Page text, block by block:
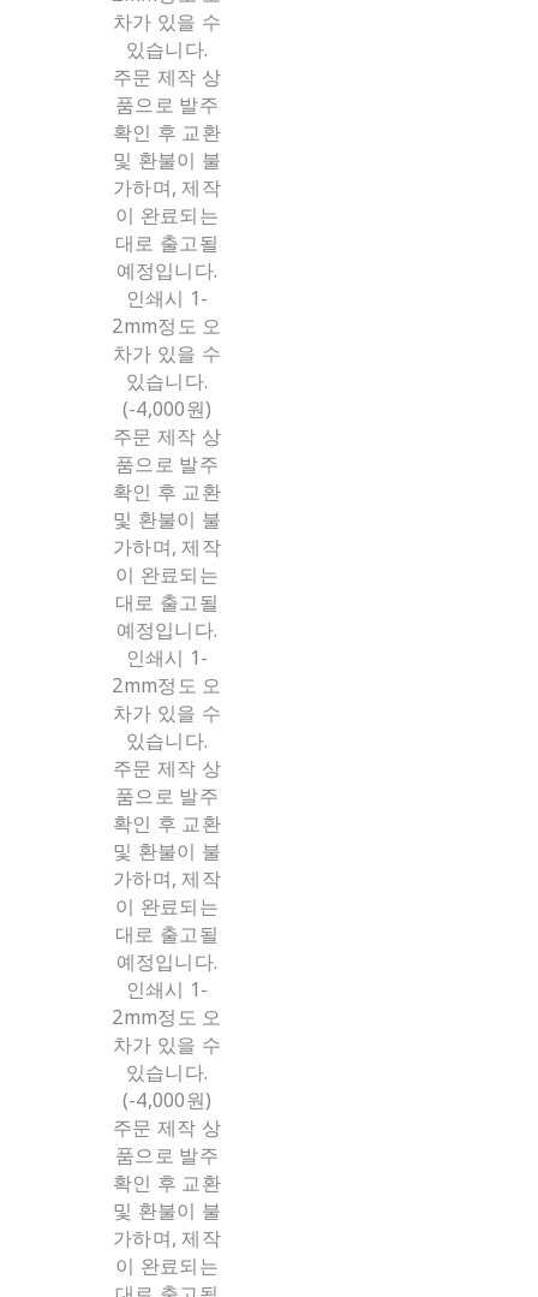
차가 있을 수
있습니다.
주문 제작 상
품으로 발주
확인 후 교환
및 환불이 불
가하며, 제작
이 완료되는
대로 출고될
예정입니다.
인쇄시 1-
2mm정도 오
차가 있을 수
있습니다.
(-4,000원)
주문 제작 상
품으로 발주
확인 후 교환
및 환불이 불
가하며, 제작
이 완료되는
대로 출고될
예정입니다.
인쇄시 1-
2mm정도 오
차가 있을 수
있습니다.
주문 제작 상
품으로 발주
확인 후 교환
및 환불이 불
가하며, 제작
이 완료되는
대로 출고될
예정입니다.
인쇄시 1-
2mm정도 오
차가 있을 수
있습니다.
(-4,000원)
주문 제작 상
품으로 발주
확인 후 교환
및 환불이 불
가하며, 제작
이 완료되는